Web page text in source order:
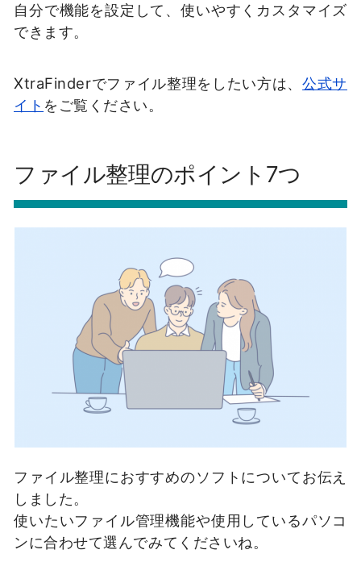
自分で機能を設定して、使いやすくカスタマイズ
できます。
XtraFinderでファイル整理をしたい方は、公式サ
イト をご覧ください。
ファイル整理のポイント7つ
ファイル整理におすすめのソフトについてお伝え
しました。
使いたいファイル管理機能や使用しているパソコ
ンに合わせて選んでみてくださいね。